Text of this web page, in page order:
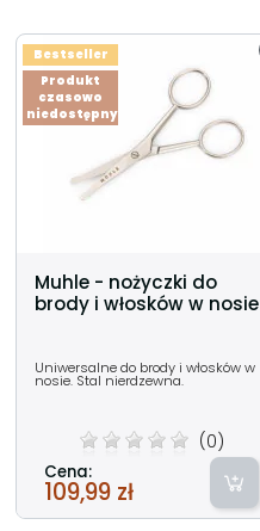
Muhle - nożyczki do
brody i włosków w nosie
Uniwersalne do brody i włosków w
nosie. Stal nierdzewna.
(0)
Cena:
109,99 zł
Produkt
czasowo
niedostępny
Bestseller